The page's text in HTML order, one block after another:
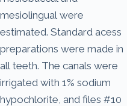
mesiolingual were
estimated. Standard acess
preparations were made in
all teeth. The canals were
irrigated with 1% sodium
hypochlorite, and files #10